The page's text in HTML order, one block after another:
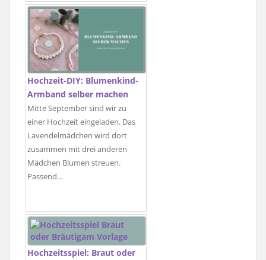
Hochzeit-DIY: Blumenkind-
Armband selber machen
Mitte September sind wir zu
einer Hochzeit eingeladen. Das
Lavendelmädchen wird dort
zusammen mit drei anderen
Mädchen Blumen streuen.
Passend…
Hochzeitsspiel: Braut oder